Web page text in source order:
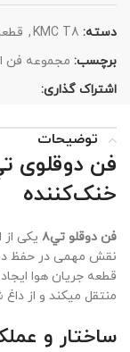
دسته: KMC T8
,
برچسب: مجموعه فن
اشتراک گذاری:
توضیحات
خنک‌کننده
فن دوقلو تي٨
یکی
نقش مهمی در حفظ
قطعه جریان هوا
منتقل ميكند و از
ساختار و